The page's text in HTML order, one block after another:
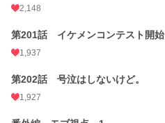
2,148
第201話 イケメンコンテスト開始
1,937
第202話 号泣はしないけど。
1,927